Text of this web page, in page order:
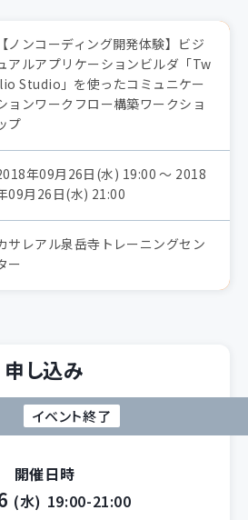
【ノンコーディング開発体験】ビジ
アルアプリケーションビルダ「Tw
Studio」を使ったコミュニケー
ョンワークフロー構築ワークショ
プ
年09月26日(水) 19:00 〜 2018
09月26日(水) 21:00
サレアル泉岳寺トレーニングセン
ー
申し込み
イベント終了
開催日時
(水) 19:00-21:00